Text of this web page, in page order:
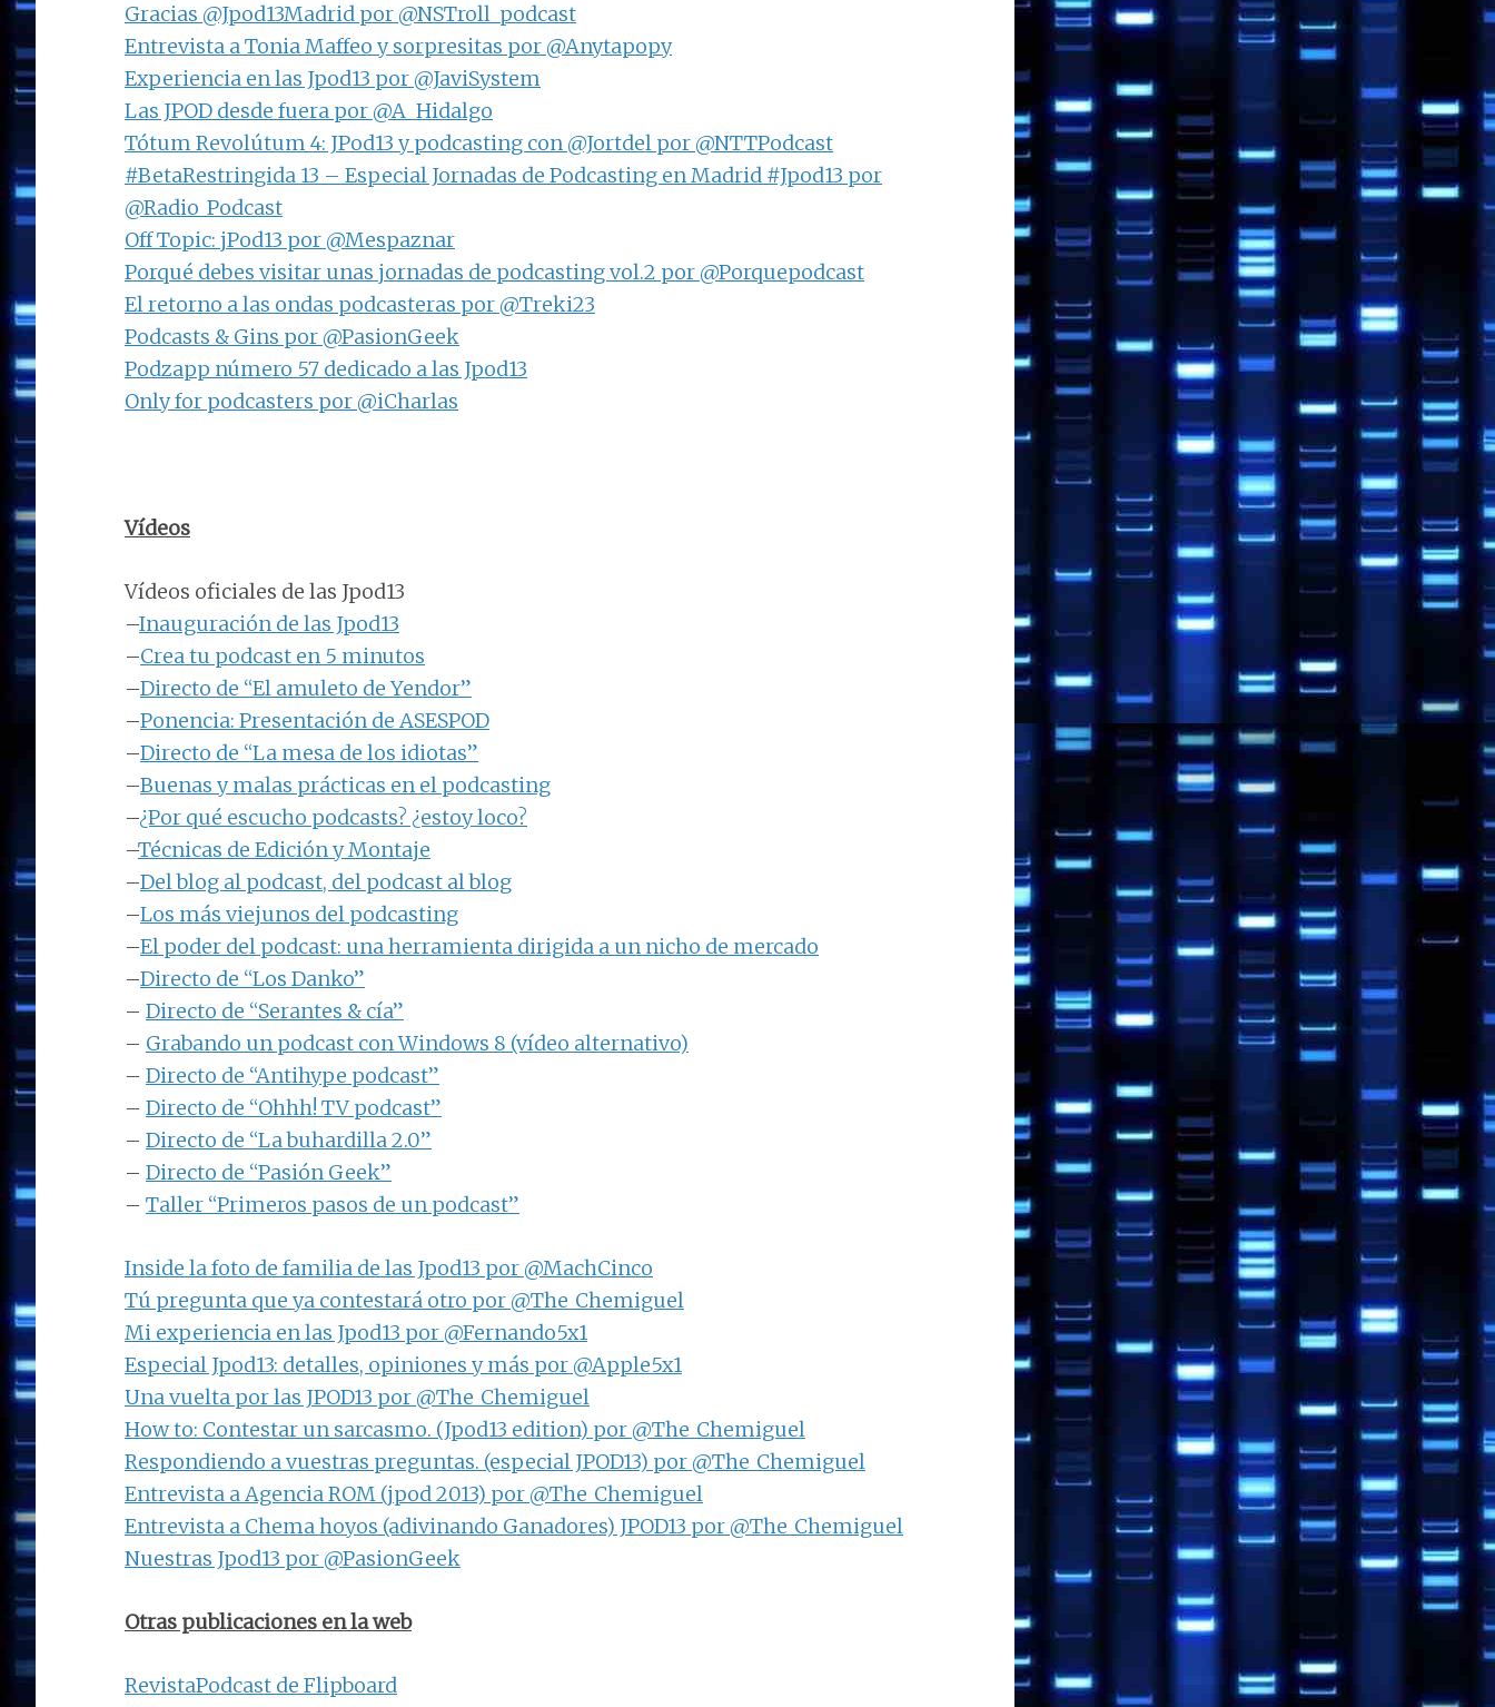
Gracias @Jpod13Madrid por @NSTroll_podcast
Entrevista a Tonia Maffeo y sorpresitas por @Anytapopy
Experiencia en las Jpod13 por @JaviSystem
Las JPOD desde fuera por @A_Hidalgo
Tótum Revolútum 4: JPod13 y podcasting con @Jortdel por @NTTPodcast
#BetaRestringida 13 – Especial Jornadas de Podcasting en Madrid #Jpod13 por
@Radio_Podcast
Off Topic: jPod13 por @Mespaznar
Porqué debes visitar unas jornadas de podcasting vol.2 por @Porquepodcast
El retorno a las ondas podcasteras por @Treki23
Podcasts & Gins por @PasionGeek
Podzapp número 57 dedicado a las Jpod13
Only for podcasters por @iCharlas
Vídeos
Vídeos oficiales de las Jpod13
–Inauguración de las Jpod13
–Crea tu podcast en 5 minutos
–Directo de “El amuleto de Yendor”
–Ponencia: Presentación de ASESPOD
–Directo de “La mesa de los idiotas”
–Buenas y malas prácticas en el podcasting
–¿Por qué escucho podcasts? ¿estoy loco?
–Técnicas de Edición y Montaje
–Del blog al podcast, del podcast al blog
–Los más viejunos del podcasting
–El poder del podcast: una herramienta dirigida a un nicho de mercado
–Directo de “Los Danko”
– Directo de “Serantes & cía”
– Grabando un podcast con Windows 8 (vídeo alternativo)
– Directo de “Antihype podcast”
– Directo de “Ohhh! TV podcast”
– Directo de “La buhardilla 2.0”
– Directo de “Pasión Geek”
– Taller “Primeros pasos de un podcast”
Inside la foto de familia de las Jpod13 por @MachCinco
Tú pregunta que ya contestará otro por @The_Chemiguel
Mi experiencia en las Jpod13 por @Fernando5x1
Especial Jpod13: detalles, opiniones y más por @Apple5x1
Una vuelta por las JPOD13 por @The_Chemiguel
How to: Contestar un sarcasmo. (Jpod13 edition) por @The_Chemiguel
Respondiendo a vuestras preguntas. (especial JPOD13) por @The_Chemiguel
Entrevista a Agencia ROM (jpod 2013) por @The_Chemiguel
Entrevista a Chema hoyos (adivinando Ganadores) JPOD13 por @The_Chemiguel
Nuestras Jpod13 por @PasionGeek
Otras publicaciones en la web
RevistaPodcast de Flipboard